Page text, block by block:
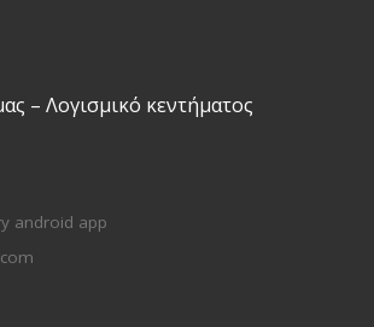
– Λογισμικό κεντήματος
android app